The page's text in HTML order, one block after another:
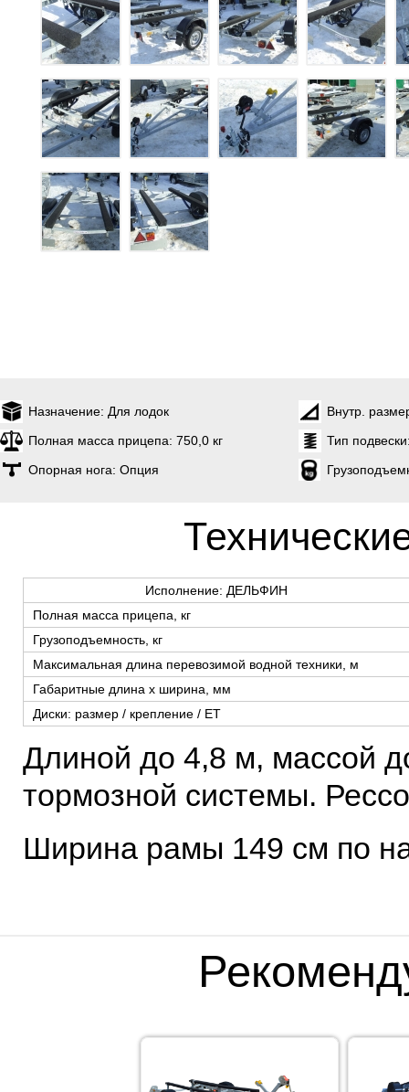
Назначение: Для лодок
Внутр.
Полная масса прицепа: 750,0 кг
Тип
Опорная нога: Опция
Исполнение: ДЕЛЬФИН
Полная масса прицепа, кг
Грузоподъемность, кг
Максимальная длина перевозимой водной техники, м
Габаритные длина х ширина, мм
Диски: размер / крепление / ЕТ
Длиной до 4,8 м, массой
тормозной системы.
Ширина рамы 149 см по